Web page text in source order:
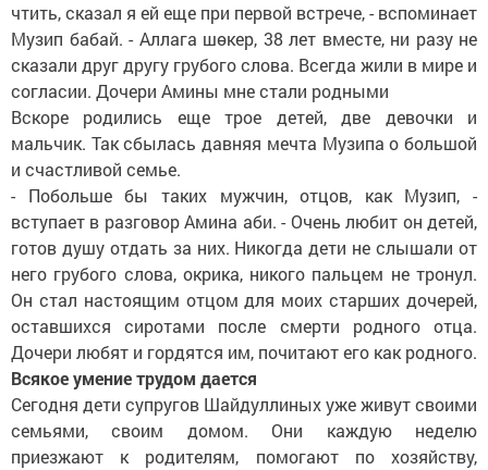
чтить, сказал я ей еще при первой встрече, - вспоминает
Музип бабай. - Аллага шөкер, 38 лет вместе, ни разу не
сказали друг другу грубого слова. Всегда жили в мире и
согласии. Дочери Амины мне стали родными
Вскоре родились еще трое детей, две девочки и
мальчик. Так сбылась давняя мечта Музипа о большой
и счастливой семье.
- Побольше бы таких мужчин, отцов, как Музип, -
вступает в разговор Амина аби. - Очень любит он детей,
готов душу отдать за них. Никогда дети не слышали от
него грубого слова, окрика, никого пальцем не тронул.
Он стал настоящим отцом для моих старших дочерей,
оставшихся сиротами после смерти родного отца.
Дочери любят и гордятся им, почитают его как родного.
Всякое умение трудом дается
Сегодня дети супругов Шайдуллиных уже живут своими
семьями, своим домом. Они каждую неделю
приезжают к родителям, помогают по хозяйству,